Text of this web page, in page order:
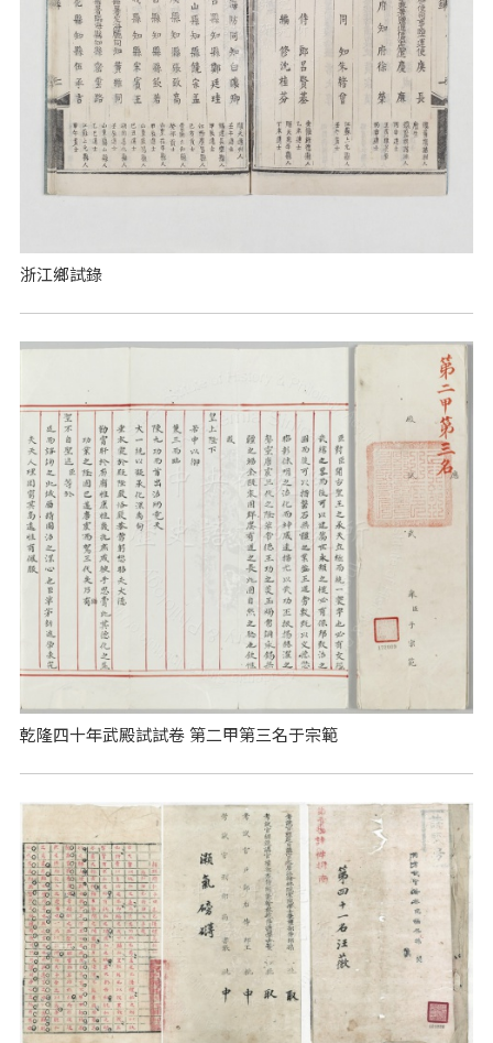
浙江鄉試錄
乾隆四十年武殿試試卷 第二甲第三名于宗範